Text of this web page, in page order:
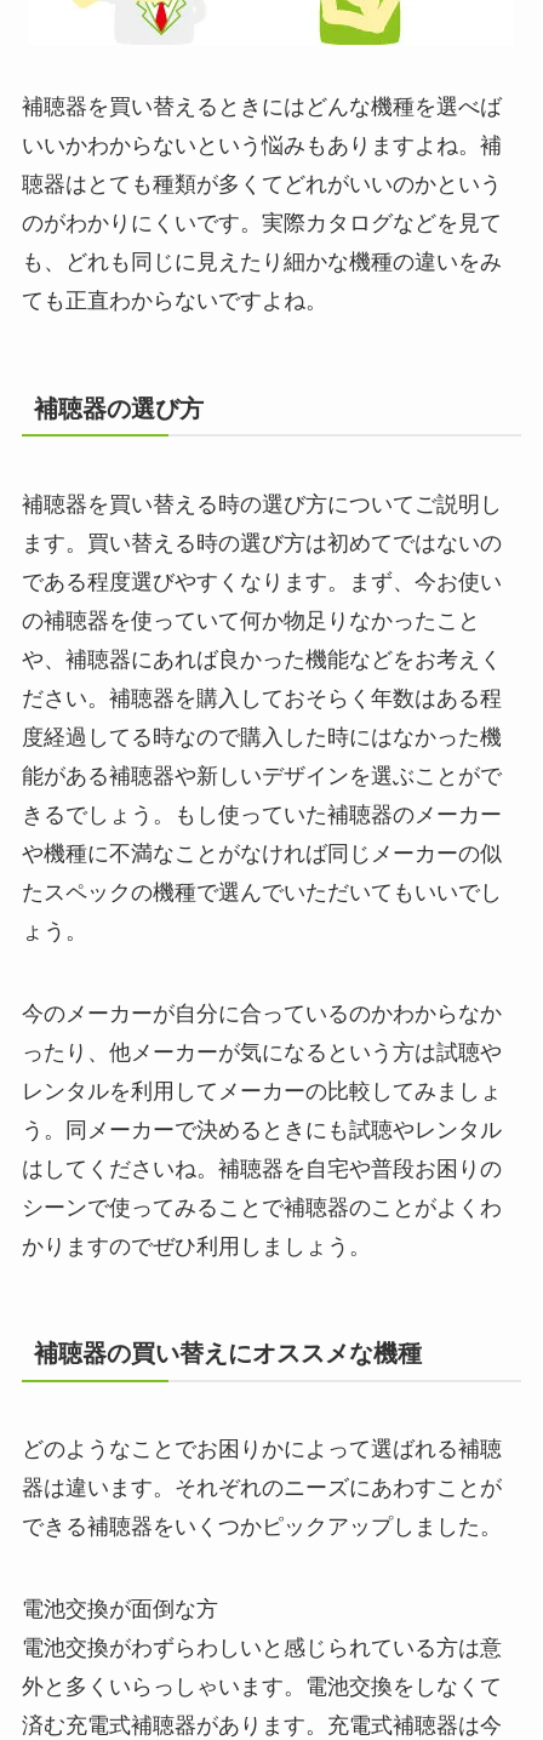
補聴器を買い替えるときにはどんな機種を選べば
いいかわからないという悩みもありますよね。補
聴器はとても種類が多くてどれがいいのかという
のがわかりにくいです。実際カタログなどを見て
も、どれも同じに見えたり細かな機種の違いをみ
ても正直わからないですよね。
補聴器の選び方
補聴器を買い替える時の選び方についてご説明し
ます。買い替える時の選び方は初めてではないの
である程度選びやすくなります。まず、今お使い
の補聴器を使っていて何か物足りなかったこと
や、補聴器にあれば良かった機能などをお考えく
ださい。補聴器を購入しておそらく年数はある程
度経過してる時なので購入した時にはなかった機
能がある補聴器や新しいデザインを選ぶことがで
きるでしょう。もし使っていた補聴器のメーカー
や機種に不満なことがなければ同じメーカーの似
たスペックの機種で選んでいただいてもいいでし
ょう。
今のメーカーが自分に合っているのかわからなか
ったり、他メーカーが気になるという方は試聴や
レンタルを利用してメーカーの比較してみましょ
う。同メーカーで決めるときにも試聴やレンタル
はしてくださいね。補聴器を自宅や普段お困りの
シーンで使ってみることで補聴器のことがよくわ
かりますのでぜひ利用しましょう。
補聴器の買い替えにオススメな機種
どのようなことでお困りかによって選ばれる補聴
器は違います。それぞれのニーズにあわすことが
できる補聴器をいくつかピックアップしました。
電池交換が面倒な方
電池交換がわずらわしいと感じられている方は意
外と多くいらっしゃいます。電池交換をしなくて
済む充電式補聴器があります。充電式補聴器は今